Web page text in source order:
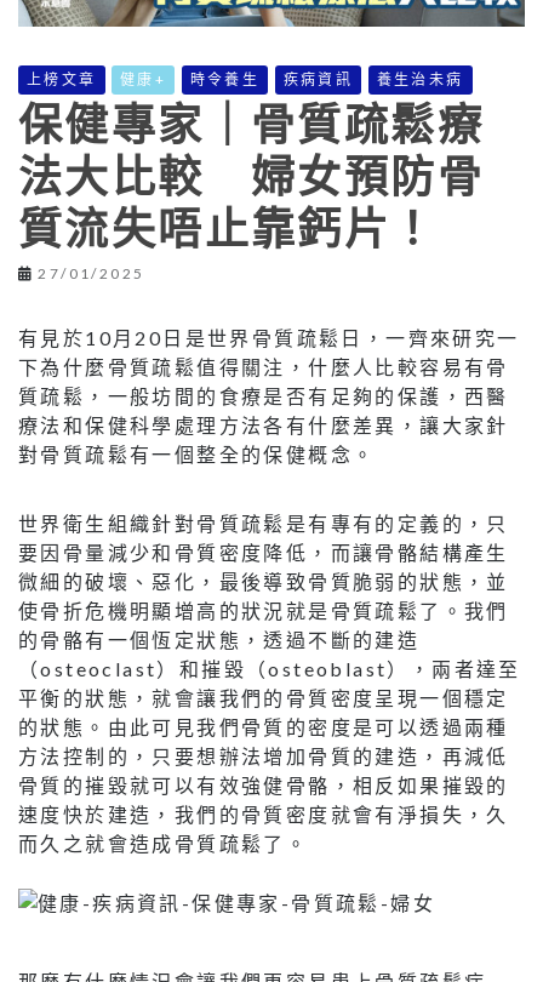
上榜文章 健康+ 時令養生 疾病資訊 養生治未病
保健專家｜骨質疏鬆療
法大比較 婦女預防骨
質流失唔止靠鈣片！
27/01/2025
有見於10月20日是世界骨質疏鬆日，一齊來研究一
下為什麼骨質疏鬆值得關注，什麼人比較容易有骨
質疏鬆，一般坊間的食療是否有足夠的保護，西醫
療法和保健科學處理方法各有什麼差異，讓大家針
對骨質疏鬆有一個整全的保健概念。
世界衛生組織針對骨質疏鬆是有專有的定義的，只
要因骨量減少和骨質密度降低，而讓骨骼結構產生
微細的破壞、惡化，最後導致骨質脆弱的狀態，並
使骨折危機明顯增高的狀況就是骨質疏鬆了。我們
的骨骼有一個恆定狀態，透過不斷的建造
（osteoclast）和摧毀（osteoblast），兩者達至
平衡的狀態，就會讓我們的骨質密度呈現一個穩定
的狀態。由此可見我們骨質的密度是可以透過兩種
方法控制的，只要想辦法增加骨質的建造，再減低
骨質的摧毀就可以有效強健骨骼，相反如果摧毀的
速度快於建造，我們的骨質密度就會有淨損失，久
而久之就會造成骨質疏鬆了。